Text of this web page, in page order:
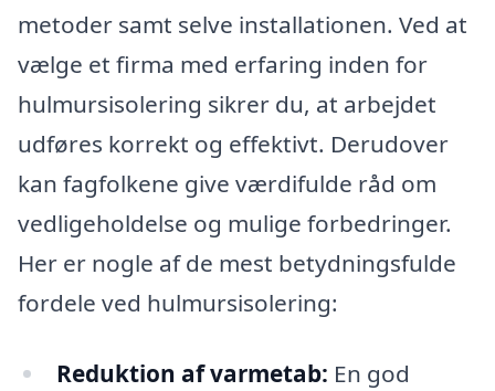
metoder samt selve installationen. Ved at
vælge et firma med erfaring inden for
hulmursisolering sikrer du, at arbejdet
udføres korrekt og effektivt. Derudover
kan fagfolkene give værdifulde råd om
vedligeholdelse og mulige forbedringer.
Her er nogle af de mest betydningsfulde
fordele ved hulmursisolering:
Reduktion af varmetab: En god